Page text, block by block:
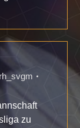
rh_svgm
zu